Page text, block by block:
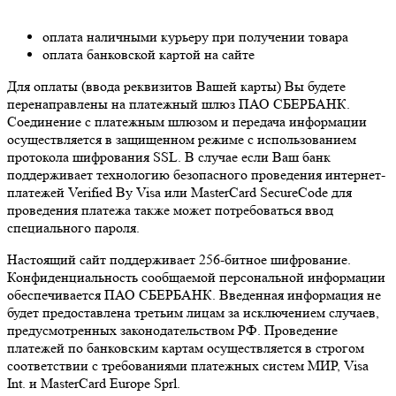
оплата наличными курьеру при получении товара
оплата банковской картой на сайте
Для оплаты (ввода реквизитов Вашей карты) Вы будете
перенаправлены на платежный шлюз ПАО СБЕРБАНК.
Соединение с платежным шлюзом и передача информации
осуществляется в защищенном режиме с использованием
протокола шифрования SSL. В случае если Ваш банк
поддерживает технологию безопасного проведения интернет-
платежей Verified By Visa или MasterCard SecureCode для
проведения платежа также может потребоваться ввод
специального пароля.
Настоящий сайт поддерживает 256-битное шифрование.
Конфиденциальность сообщаемой персональной информации
обеспечивается ПАО СБЕРБАНК. Введенная информация не
будет предоставлена третьим лицам за исключением случаев,
предусмотренных законодательством РФ. Проведение
платежей по банковским картам осуществляется в строгом
соответствии с требованиями платежных систем МИР, Visa
Int. и MasterCard Europe Sprl.